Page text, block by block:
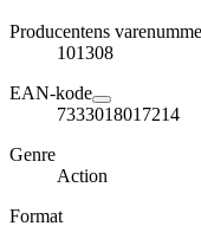
Producentens
101308
EAN-kode
7333018017214
Genre
Action
Format